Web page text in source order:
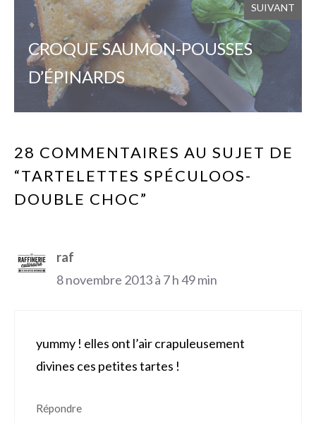
SUIVANT
CROQUE SAUMON-POUSSES
D’ÉPINARDS
28 COMMENTAIRES AU SUJET DE
“TARTELETTES SPÉCULOOS-
DOUBLE CHOC”
raf
8 novembre 2013 à 7 h 49 min
yummy ! elles ont l’air crapuleusement
divines ces petites tartes !
Répondre